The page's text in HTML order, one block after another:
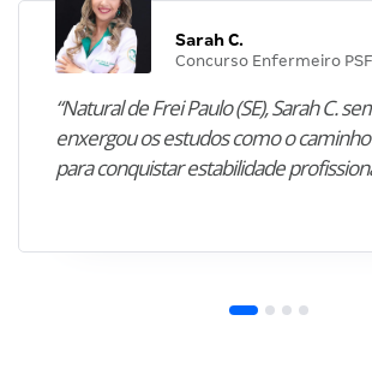
Sarah C.
Concurso Enfermeiro PSF
“Natural de Frei Paulo (SE), Sarah C.
enxergou os estudos como o
para conquistar estabilidade